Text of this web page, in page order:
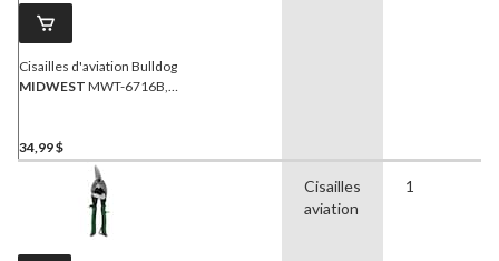
Cisailles d'aviation Bulldog
MIDWEST MWT-6716B,
prise confortable
34,99 $
Cisailles
aviation
1